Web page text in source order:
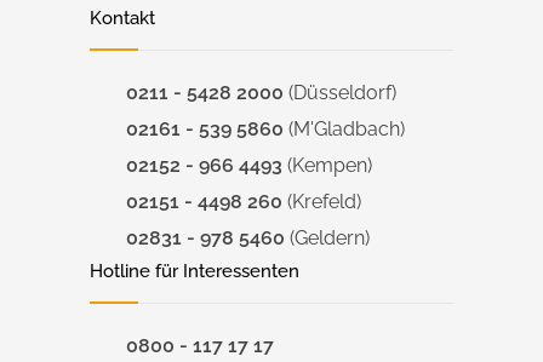
Kontakt
0211 - 5428 2000 (Düsseldorf)
02161 - 539 5860 (M'Gladbach)
02152 - 966 4493 (Kempen)
02151 - 4498 260 (Krefeld)
02831 - 978 5460 (Geldern)
Hotline für Interessenten
0800 - 117 17 17